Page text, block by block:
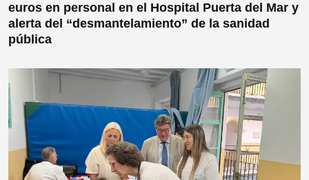
euros en personal en el Hospital Puerta del Mar y
alerta del “desmantelamiento” de la sanidad
pública